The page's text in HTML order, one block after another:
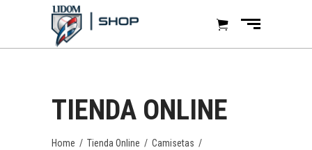
TIENDA ONLINE
Home / Tienda Online / Camisetas /